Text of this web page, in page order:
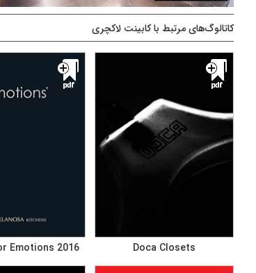
کاتالوگ‌های مرتبط با کابینت لاکچری
Doca Closets
Emotions 2016